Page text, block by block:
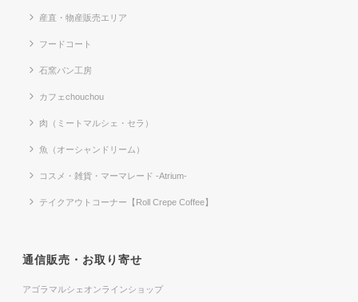
産直・物産販売エリア
フードコート
石窯パン工房
カフェchouchou
肉（ミートマルシェ・セラ）
魚（オーシャンドリーム）
コスメ・雑貨・マーマレード -Atrium-
テイクアウトコーナー【Roll Crepe Coffee】
通信販売・お取り寄せ
アゴラマルシェオンラインショップ